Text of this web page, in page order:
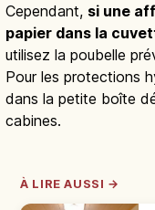
Cependant, si une
papier dans la
utilisez la poubelle
Pour les protections
dans la petite boîte
cabines.
À LIRE AUSSI →